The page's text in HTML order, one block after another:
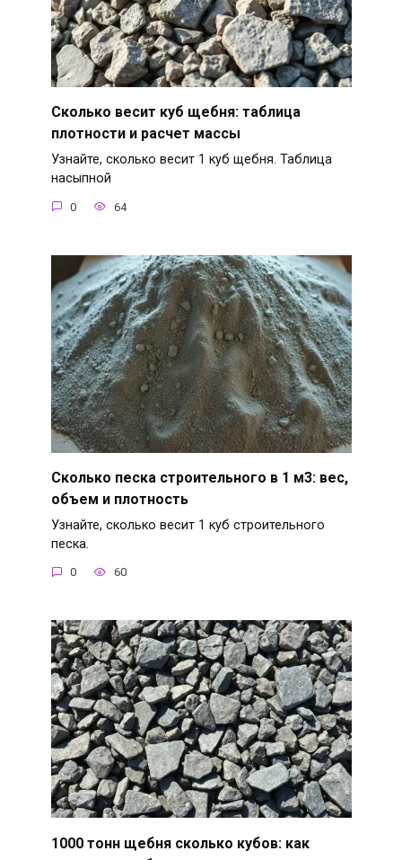
Сколько весит куб щебня: таблица
плотности и расчет массы
Узнайте, сколько весит 1 куб щебня. Таблица
насыпной
0 64
Сколько песка строительного в 1 м3: вес,
объем и плотность
Узнайте, сколько весит 1 куб строительного
песка.
0 60
1000 тонн щебня сколько кубов: как